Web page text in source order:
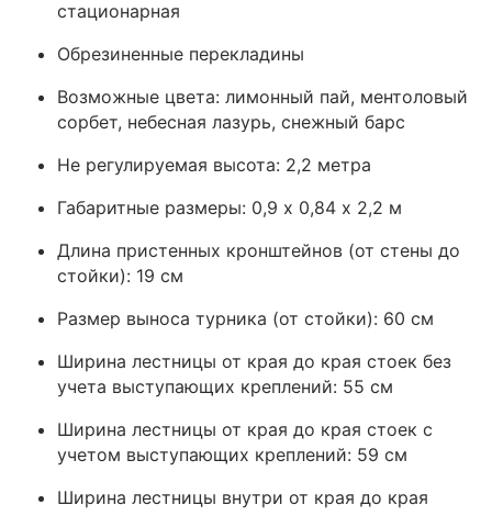
стационарная
Обрезиненные перекладины
Возможные цвета: лимонный пай, ментоловый
сорбет, небесная лазурь, снежный барс
Не регулируемая высота: 2,2 метра
Габаритные размеры: 0,9 х 0,84 х 2,2 м
Длина пристенных кронштейнов (от стены до
стойки): 19 см
Размер выноса турника (от стойки): 60 см
Ширина лестницы от края до края стоек без
учета выступающих креплений: 55 см
Ширина лестницы от края до края стоек с
учетом выступающих креплений: 59 см
Ширина лестницы внутри от края до края